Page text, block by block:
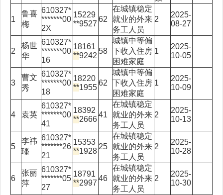
1
鲁喜
梅
610327*
*******00
2X
15229
**9527
62
在城镇稳定
就业的外来
务工人员
2
2025-
08-27
2
杨世
华
610327*
*******00
16
18161
**9242
58
城镇中等偏
下收入住房
困难家庭
1
2025-
10-05
3
曹文
秀
610327*
*******00
18
18220
**1955
62
城镇中等偏
下收入住房
困难家庭
1
2025-
10-09
4 袁英
610327*
*******00
41
18392
**2666
41
在城镇稳定
就业的外来
务工人员
2
2025-
10-13
5
李祎
璠
610327*
*******26
21
15353
**1928
25
在城镇稳定
就业的外来
务工人员
2
2025-
10-28
6
张丽
萍
610327*
*******05
27
18791
**2997
46
在城镇稳定
就业的外来
务工人员
2
2025-
10-30